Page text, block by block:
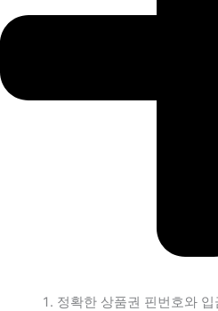
정확한 상품권 핀번호와